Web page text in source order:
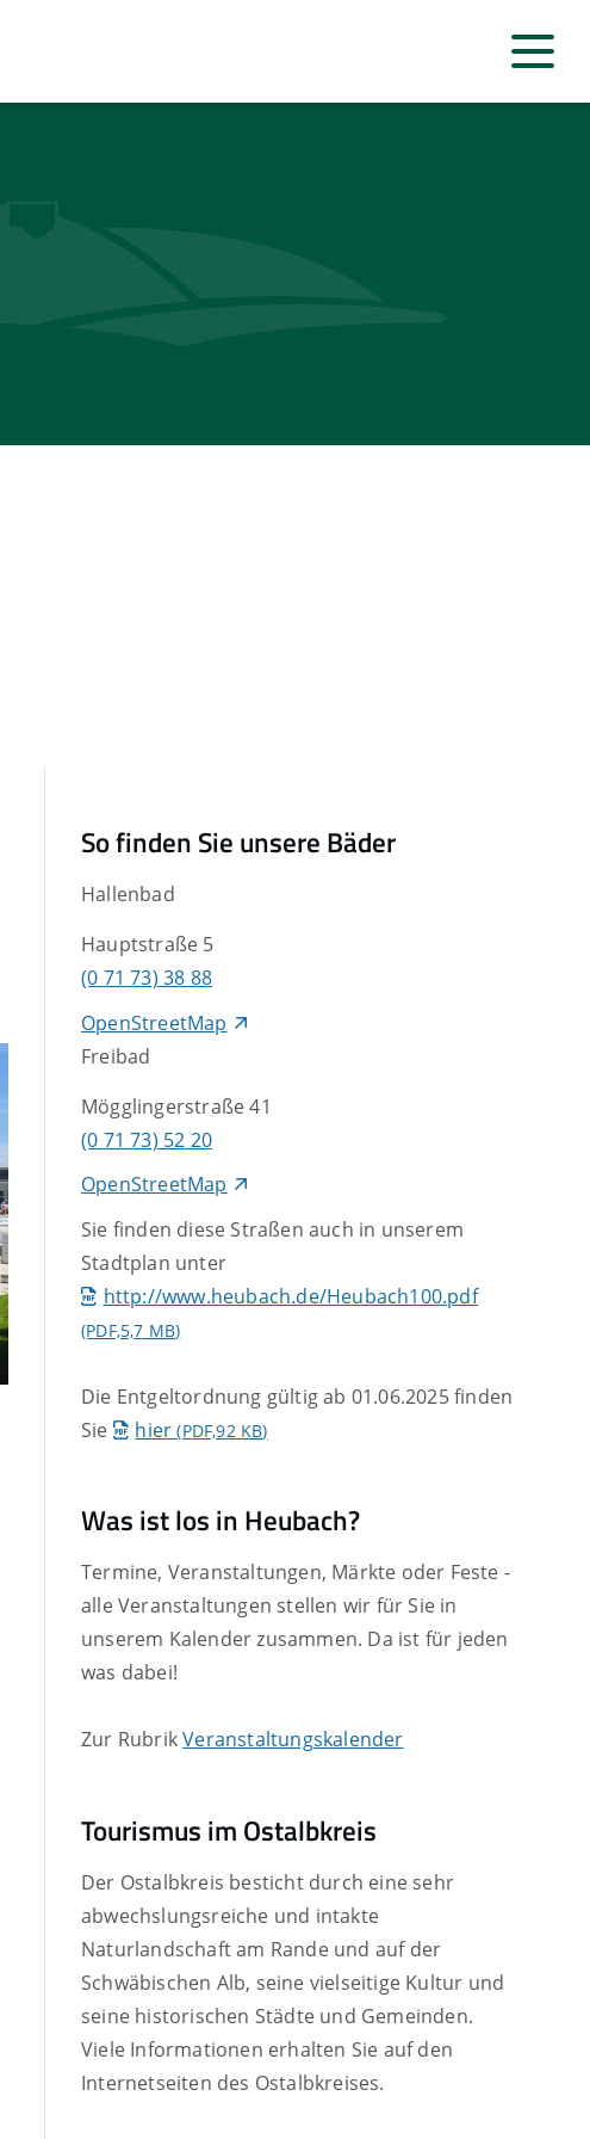
So finden Sie unsere Bäder
Hallenbad
Hauptstraße 5
OpenStreetMap
(0 71 73) 38 88
Freibad
Mögglingerstraße 41
OpenStreetMap
(0 71 73) 52 20
Sie finden diese Straßen auch in unserem
Stadtplan unter
http://www.heubach.de/Heubach100.pdf
(PDF,5,7 MB)
Die Entgeltordnung gültig ab 01.06.2025 finden
Sie
hier (PDF,92 KB)
Was ist los in Heubach?
Termine, Veranstaltungen, Märkte oder Feste -
alle Veranstaltungen stellen wir für Sie in
unserem Kalender zusammen. Da ist für jeden
was dabei!
Zur RubrikVeranstaltungskalender
Tourismus im Ostalbkreis
Der Ostalbkreis besticht durch eine sehr
abwechslungsreiche und intakte
Naturlandschaft am Rande und auf der
Schwäbischen Alb, seine vielseitige Kultur und
seine historischen Städte und Gemeinden.
Viele Informationen erhalten Sie auf den
Internetseiten des Ostalbkreises.